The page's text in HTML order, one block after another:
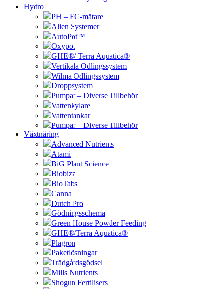
Hydro
PH – EC-mätare
Alien Systemer
AutoPot™
Oxypot
GHE®/ Terra Aquatica®
Vertikala Odlingssystem
Wilma Odlingssystem
Droppsystem
Pumpar – Diverse Tillbehör
Vattenkylare
Vattentankar
Pumpar – Diverse Tillbehör
Växtnäring
Advanced Nutrients
Atami
BiG Plant Science
Biobizz
BioTabs
Canna
Dutch Pro
Gödningsschema
Green House Powder Feeding
GHE®/Terra Aquatica®
Plagron
Paketlösningar
Trädgårdsgödsel
Mills Nutrients
Shogun Fertilisers